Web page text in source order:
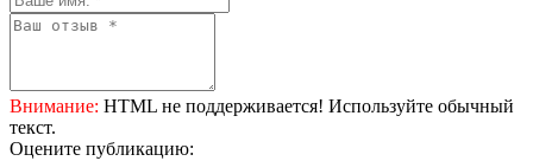
Внимание: HTML не поддерживается! Используйте обычный
текст.
Оцените публикацию: